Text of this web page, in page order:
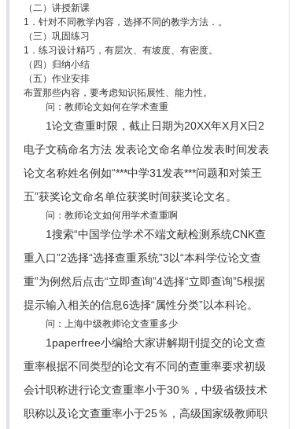
（二）讲授新课
1．针对不同教学内容，选择不同的教学方法．。
（三）巩固练习
1．练习设计精巧，有层次、有坡度、有密度。
（四）归纳小结
（五）作业安排
布置那些内容，要考虑知识拓展性、能力性。
问：教师论文如何在学术查重
1论文查重时限，截止日期为20XX年X月X日2
电子文稿命名方法 发表论文命名单位发表时间发表
论文名称姓名例如“***中学31发表***问题和对策王
五”获奖论文命名单位获奖时间获奖论文名。
问：教师论文如何用学术查重啊
1搜索“中国学位学术不端文献检测系统CNK查
重入口”2选择“选择查重系统”3以“本科学位论文查
重”为例然后点击“立即查询”4选择“立即查询”5根据
提示输入相关的信息6选择“属性分类”以本科论。
问：上海中级教师论文查重多少
1paperfree小编给大家讲解期刊提交的论文查
重率根据不同类型的论文有不同的查重率要求初级
会计职称进行论文查重率小于30％，中级省级技术
职称以及论文查重率小于25％，高级国家级教师职